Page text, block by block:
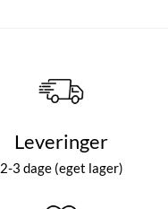
Leveringer
2-3 dage (eget lager)